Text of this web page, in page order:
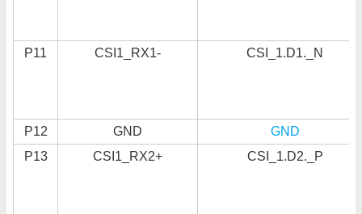
P11 CSI1_RX1- CSI_1.D1._N
P12 GND
GND
P13
CSI1_RX2+ CSI_1.D2._P